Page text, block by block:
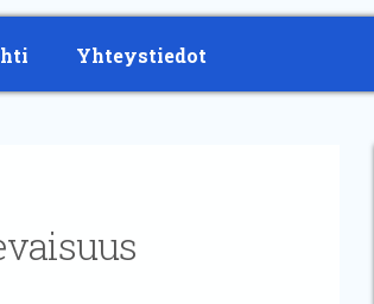
Yhteystiedot